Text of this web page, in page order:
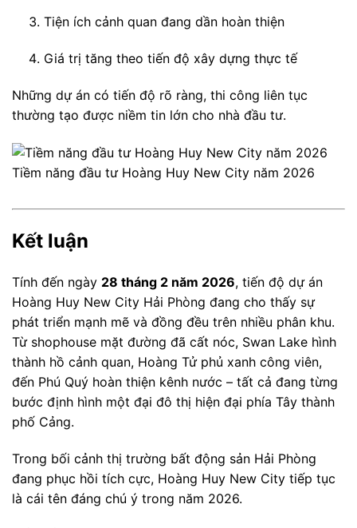
Tiện ích cảnh quan đang dần hoàn thiện
Giá trị tăng theo tiến độ xây dựng thực tế
Những dự án có tiến độ rõ ràng, thi công liên tục
thường tạo được niềm tin lớn cho nhà đầu tư.
Tiềm năng đầu tư Hoàng Huy New City năm 2026
Kết luận
Tính đến ngày 28 tháng 2 năm 2026, tiến độ dự án
Hoàng Huy New City Hải Phòng đang cho thấy sự
phát triển mạnh mẽ và đồng đều trên nhiều phân khu.
Từ shophouse mặt đường đã cất nóc, Swan Lake hình
thành hồ cảnh quan, Hoàng Tử phủ xanh công viên,
đến Phú Quý hoàn thiện kênh nước – tất cả đang từng
bước định hình một đại đô thị hiện đại phía Tây thành
phố Cảng.
Trong bối cảnh thị trường bất động sản Hải Phòng
đang phục hồi tích cực, Hoàng Huy New City tiếp tục
là cái tên đáng chú ý trong năm 2026.